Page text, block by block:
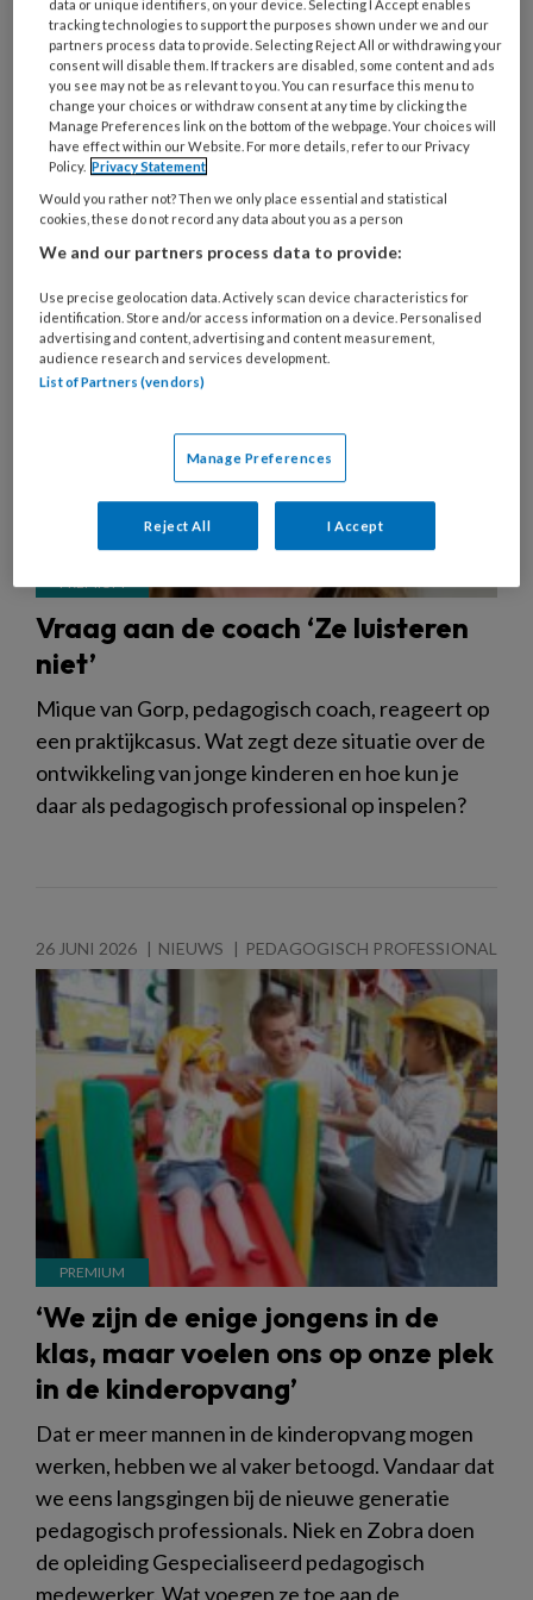
averechts te werken. Hij wordt nog bozer en
plotseling krijg je een harde mep vol in je gezicht.
Wat zou jij doen?
VAKBLAD KINDEROPVANG
ONTWIKKELING VAN KINDEREN
Vraag aan de coach ‘Ze luisteren
niet’
Mique van Gorp, pedagogisch coach, reageert op
een praktijkcasus. Wat zegt deze situatie over de
ontwikkeling van jonge kinderen en hoe kun je
daar als pedagogisch professional op inspelen?
26 JUNI 2026 NIEUWS PEDAGOGISCH PROFESSIONAL
‘We zijn de enige jongens in de
klas, maar voelen ons op onze plek
in de kinderopvang’
Dat er meer mannen in de kinderopvang mogen
werken, hebben we al vaker betoogd. Vandaar dat
we eens langsgingen bij de nieuwe generatie
pedagogisch professionals. Niek en Zobra doen
de opleiding Gespecialiseerd pedagogisch
medewerker. Wat voegen ze toe aan de
data or unique identifiers, on your device. Selecting I Accept enables
tracking technologies to support the purposes shown under we and our
partners process data to provide. Selecting Reject All or withdrawing your
consent will disable them. If trackers are disabled, some content and ads
you see may not be as relevant to you. You can resurface this menu to
change your choices or withdraw consent at any time by clicking the
Manage Preferences link on the bottom of the webpage. Your choices will
have effect within our Website. For more details, refer to our Privacy
Policy. Privacy Statement
Would you rather not? Then we only place essential and statistical
cookies, these do not record any data about you as a person
We and our partners process data to provide:
Use precise geolocation data. Actively scan device characteristics for
identification. Store and/or access information on a device. Personalised
advertising and content, advertising and content measurement,
audience research and services development.
List of Partners (vendors)
Manage Preferences
Reject All I Accept